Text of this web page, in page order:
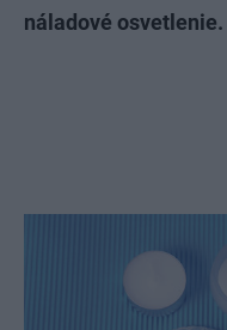
náladové osvetlenie.